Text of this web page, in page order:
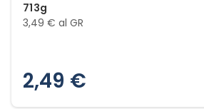
713g
3,49 € al GR
2,49 €